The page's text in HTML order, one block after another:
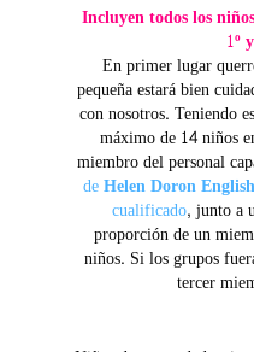
Incluyen todos los
1º
En primer lugar
pequeña estará bien
con nosotros. Teniendo
máximo de 14 niños
miembro del personal
deHelen Doron
cualificado, junto a
proporción de un
niños. Si los grupos
tercer